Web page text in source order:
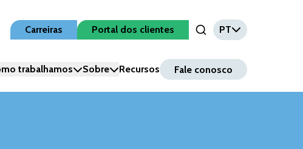
Carreiras
Portal dos clientes
Open Search Input
PT
trabalhamos Sobre Recursos Fale conosco